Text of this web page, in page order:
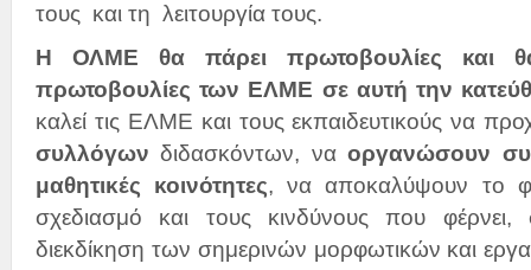
τους και τη λειτουργία τους.
Η ΟΛΜΕ θα πάρει πρωτοβουλίες και θα
πρωτοβουλίες των ΕΛΜΕ σε αυτή την
καλεί τις ΕΛΜΕ και τους εκπαιδευτικούς να
συλλόγων διδασκόντων, ναοργανώσουν
μαθητικές κοινότητες, να αποκαλύψουν το
σχεδιασμό και τους κινδύνους που φέρνει,
διεκδίκηση των σημερινών μορφωτικών και